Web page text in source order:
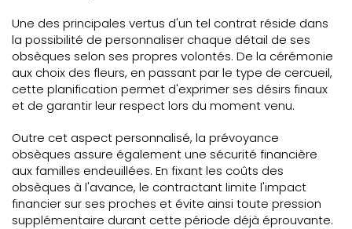
Une des principales vertus d'un tel contrat réside dans
la possibilité de personnaliser chaque détail de ses
obsèques selon ses propres volontés. De la cérémonie
aux choix des fleurs, en passant par le type de cercueil,
cette planification permet d'exprimer ses désirs finaux
et de garantir leur respect lors du moment venu.
Outre cet aspect personnalisé, la prévoyance
obsèques assure également une sécurité financière
aux familles endeuillées. En fixant les coûts des
obsèques à l'avance, le contractant limite l'impact
financier sur ses proches et évite ainsi toute pression
supplémentaire durant cette période déjà éprouvante.